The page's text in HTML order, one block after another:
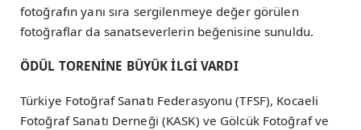
fotoğrafın yanı sıra sergilenmeye değer görülen
fotoğraflar da sanatseverlerin beğenisine sunuldu.
ÖDÜL TORENİNE BÜYÜK İLGİ VARDI
Türkiye Fotoğraf Sanatı Federasyonu (TFSF), Kocaeli
Fotoğraf Sanatı Derneği (KASK) ve Gölcük Fotoğraf ve